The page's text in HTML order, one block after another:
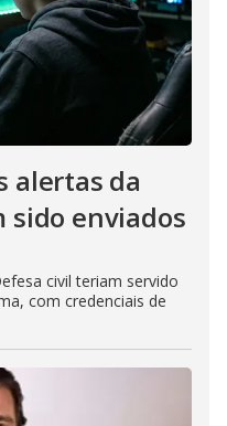
alertas da
sido enviados
civil teriam servido
com credenciais de